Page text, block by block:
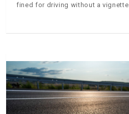
fined for driving without a vignette.